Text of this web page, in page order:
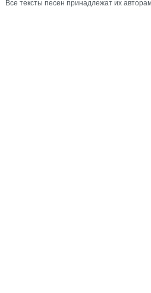
Все тексты песен принадлежат их